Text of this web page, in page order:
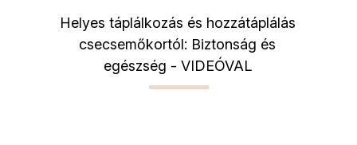
Helyes táplálkozás és hozzátáplálás
csecsemőkortól: Biztonság és
egészség - VIDEÓVAL